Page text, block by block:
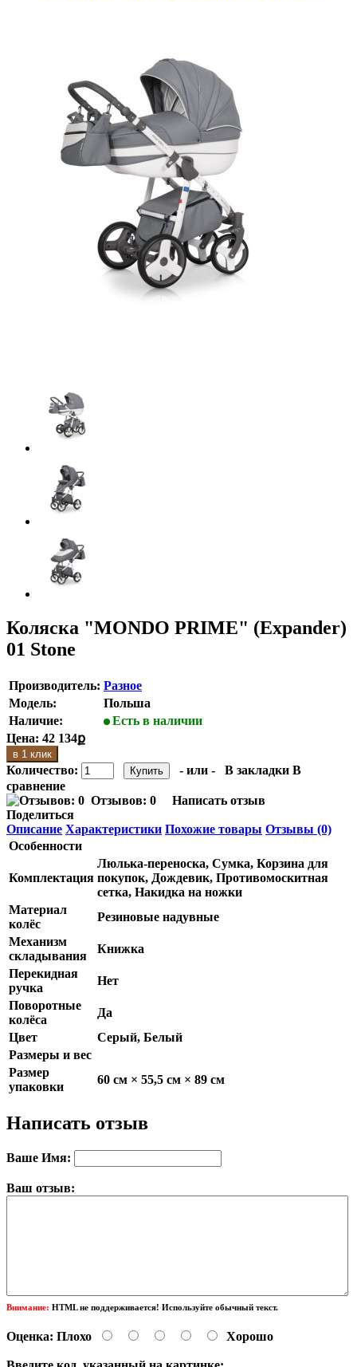
Коляска "MONDO PRIME" (Expander)
01 Stone
Производитель: Разное
Модель:
Польша
Наличие:
Есть в наличии
Цена: 42 134ք
в 1 клик
Количество: - или - В закладки В
сравнение
Отзывов: 0
Написать отзыв
Поделиться
Описание Характеристики Похожие товары Отзывы (0)
Особенности
Комплектация
Люлька-переноска, Сумка, Корзина для
покупок, Дождевик, Противомоскитная
сетка, Накидка на ножки
Материал
колёс
Резиновые надувные
Механизм
складывания
Книжка
Перекидная
ручка
Нет
Поворотные
колёса
Да
Цвет
Серый, Белый
Размеры и вес
Размер
упаковки
60 см × 55,5 см × 89 см
Написать отзыв
Ваше Имя:
Ваш отзыв:
Внимание: HTML не поддерживается! Используйте обычный текст.
Оценка: Плохо Хорошо